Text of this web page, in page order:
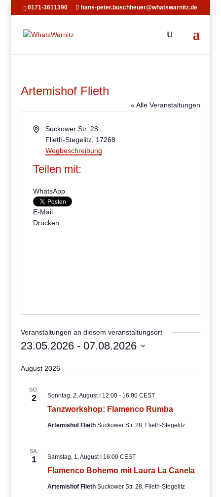
0171-3611390 hans-peter.buschheuer@whatswarnitz.de
Artemishof Flieth
« Alle Veranstaltungen
AdresseSuckower Str. 28
Flieth-Stegelitz, 17268
Wegbeschreibung
Teilen mit:
WhatsApp
E-Mail
Drucken
Veranstaltungen an diesem veranstaltungsort
23.05.2026 - 07.08.2026
wählen.
August 2026
SO.
2
Tanzworkshop: Flamenco Rumba
Sonntag, 2. August I 12:00- 16:00 CEST
Artemishof Flieth Suckower Str. 28, Flieth-Stegelitz
SA.
1
Flamenco Bohemo mit Laura La Canela
Samstag, 1. August I 16:00 CEST
Artemishof Flieth Suckower Str. 28, Flieth-Stegelitz